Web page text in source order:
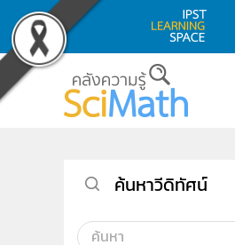
Skip to main content
ค้นหาวีดิทัศน์